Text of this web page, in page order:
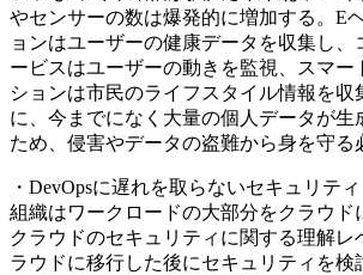
やセンサーの数は爆発的に増加する。E
ョンはユーザーの健康データを収集し、
ービスはユーザーの動きを監視、スマー
ションは市民のライフスタイル情報を収
に、今までになく大量の個人データが生
ため、侵害やデータの盗難から身を守る
・DevOpsに遅れを取らないセキュリティ
組織はワークロードの大部分をクラウド
クラウドのセキュリティに関する理解レ
ラウドに移行した後にセキュリティを検